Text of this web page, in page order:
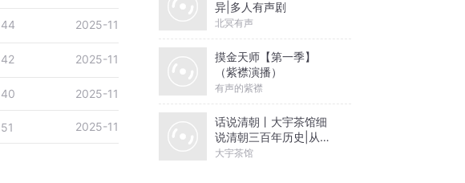
44 2025-11
42 2025-11
40 2025-11
51 2025-11
异|多人有声剧
北冥有声
摸金天师【第一季】
（紫襟演播）
有声的紫襟
话说清朝丨大宇茶馆细
说清朝三百年历史|从努
尔哈赤到末代皇帝溥仪|
大宇茶馆